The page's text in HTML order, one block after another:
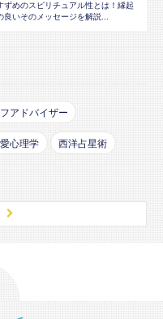
ずめのスピリチュアル性とは！縁起
良いそのメッセージを解説...
アドバイザー
心理学 西洋占星術